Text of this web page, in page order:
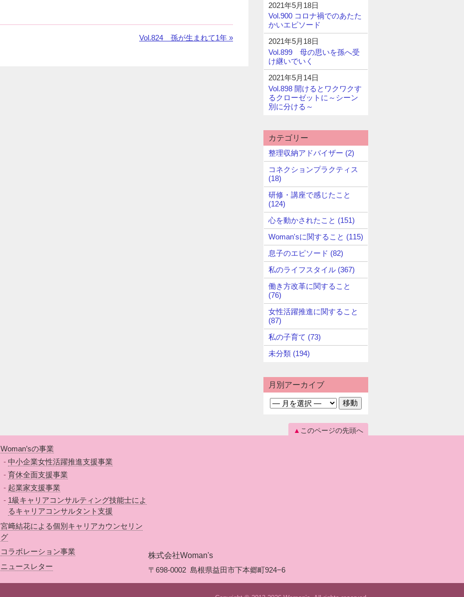
次
Vol.824 孫が生まれて1年 »
2021年5月18日
Vol.900 コロナ禍でのあたた
かいエピソード
2021年5月18日
Vol.899 母の思いを孫へ受
け継いでいく
2021年5月14日
Vol.898 開けるとワクワクす
るクローゼットに～シーン
別に分ける～
カテゴリー
整理収納アドバイザー (2)
コネクションプラクティス
(18)
研修・講座で感じたこと
(124)
心を動かされたこと (151)
Woman'sに関すること (115)
息子のエピソード (82)
私のライフスタイル (367)
働き方改革に関すること
(76)
女性活躍推進に関すること
(87)
私の子育て (73)
未分類 (194)
月別アーカイブ
Woman’sの事業
中小企業女性活躍推進支援事業
育休全面支援事業
起業家支援事業
1級キャリアコンサルティング技能士によ
るキャリアコンサルタント支援
宮﨑結花による個別キャリアカウンセリン
グ
コラボレーション事業
ニュースレター
株式会社Woman's
〒698-0002 島根県益田市下本郷町924−6
このページの先頭へ